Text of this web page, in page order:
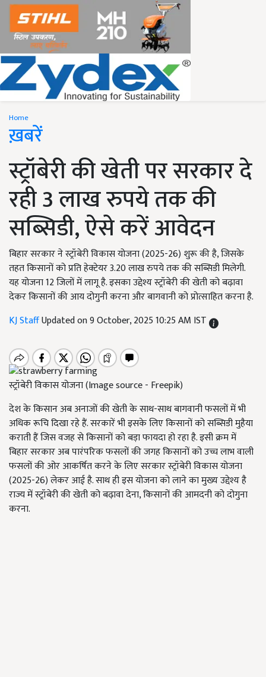
Home
ख़बरें
स्ट्रॉबेरी की खेती पर सरकार दे
रही 3 लाख रुपये तक की
सब्सिडी, ऐसे करें आवेदन
बिहार सरकार ने स्ट्रॉबेरी विकास योजना (2025-26) शुरू की है, जिसके
तहत किसानों को प्रति हेक्टेयर 3.20 लाख रुपये तक की सब्सिडी मिलेगी.
यह योजना 12 जिलों में लागू है. इसका उद्देश्य स्ट्रॉबेरी की खेती को बढ़ावा
देकर किसानों की आय दोगुनी करना और बागवानी को प्रोत्साहित करना है.
KJ StaffUpdated on 9 October, 2025 10:25 AM IST
स्ट्रॉबेरी विकास योजना (Image source - Freepik)
देश के किसान अब अनाजों की खेती के साथ-साथ बागवानी फसलों में भी
अधिक रूचि दिखा रहे हैं. सरकारें भी इसके लिए किसानों को सब्सिडी मुहैया
कराती हैं जिस वजह से किसानों को बड़ा फायदा हो रहा है. इसी क्रम में
बिहार सरकार अब पारंपरिक फसलों की जगह किसानों को उच्च लाभ वाली
फसलों की ओर आकर्षित करने के लिए सरकार स्ट्रॉबेरी विकास योजना
(2025-26) लेकर आई है. साथ ही इस योजना को लाने का मुख्य उद्देश्य है
राज्य में स्ट्रॉबेरी की खेती को बढ़ावा देना, किसानों की आमदनी को दोगुना
करना.